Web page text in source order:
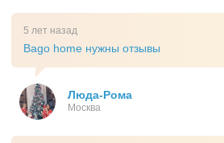
5 лет назад
Bago home нужны отзывы
Люда-Рома
Москва